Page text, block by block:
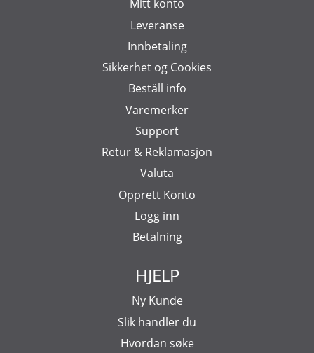
Mitt konto
Leveranse
Innbetaling
Sikkerhet og Cookies
Beställ info
Varemerker
Support
Retur & Reklamasjon
Valuta
Opprett Konto
Logg inn
Betalning
HJELP
Ny Kunde
Slik handler du
Hvordan søke